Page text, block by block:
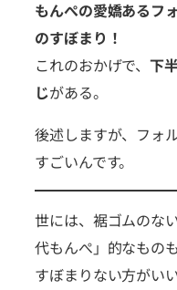
もんぺの愛嬌あるフ
のすぼまり！
これのおかげで、下
じがある。
後述しますが、フォ
すごいんです。
世には、裾ゴムのな
代もんぺ」的なもの
すぼまりない方がい